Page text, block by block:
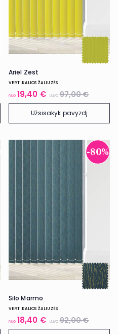
Ariel Zest
VERTIKALIOS ŽALIUZĖS
Nuo 19,40 € Buvo97,00 €
Užsisakyk pavyzdį
-80%
Silo Marmo
VERTIKALIOS ŽALIUZĖS
Nuo 18,40 € Buvo92,00 €